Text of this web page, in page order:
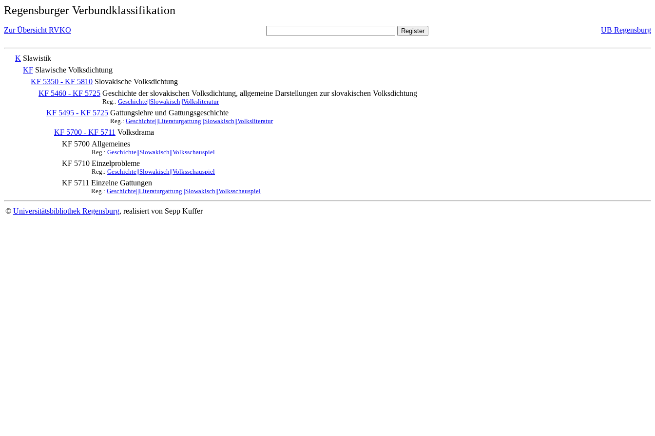
Regensburger Verbundklassifikation
Zur Übersicht RVKO UB Regensburg
K Slawistik
KF Slawische Volksdichtung
KF 5350 - KF 5810 Slovakische Volksdichtung
KF 5460 - KF 5725 Geschichte der slovakischen Volksdichtung, allgemeine Darstellungen zur slovakischen Volksdichtung
Reg.: Geschichte||Slowakisch||Volksliteratur
KF 5495 - KF 5725 Gattungslehre und Gattungsgeschichte
Reg.: Geschichte||Literaturgattung||Slowakisch||Volksliteratur
KF 5700 - KF 5711 Volksdrama
KF 5700 Allgemeines
Reg.: Geschichte||Slowakisch||Volksschauspiel
KF 5710 Einzelprobleme
Reg.: Geschichte||Slowakisch||Volksschauspiel
KF 5711 Einzelne Gattungen
Reg.: Geschichte||Literaturgattung||Slowakisch||Volksschauspiel
© Universitätsbibliothek Regensburg, realisiert von Sepp Kuffer